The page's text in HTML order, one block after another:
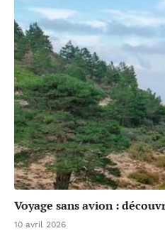
Voyage sans avion :
10 avril 2026